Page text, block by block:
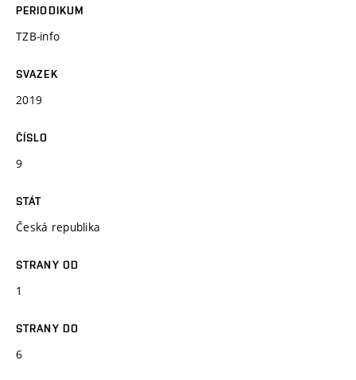
PERIODIKUM
TZB-info
SVAZEK
2019
ČÍSLO
9
STÁT
Česká republika
STRANY OD
1
STRANY DO
6